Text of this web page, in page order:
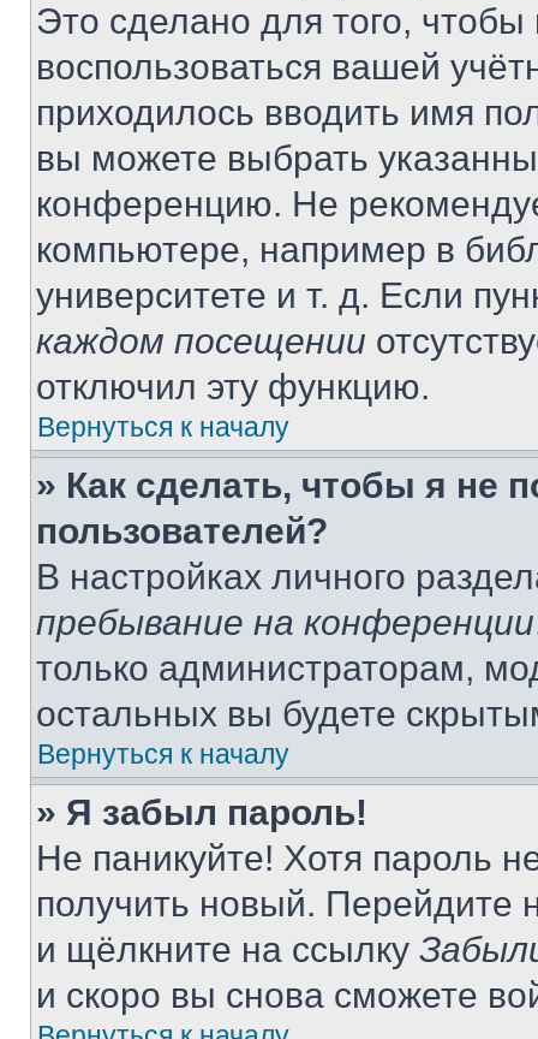
Это сделано для того, чтобы
воспользоваться вашей
приходилось вводить имя
вы можете выбрать
конференцию. Не
компьютере, например в
университете и т. д. Если
каждом посещении
отключил эту функцию.
Вернуться к началу
» Как сделать, чтобы я не
пользователей?
В настройках личного
пребывание на конференции
только администраторам,
остальных вы будете
Вернуться к началу
» Я забыл пароль!
Не паникуйте! Хотя пароль
получить новый. Перейдите
и щёлкните на ссылку
и скоро вы снова сможете